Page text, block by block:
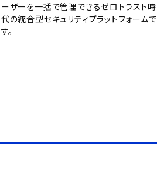
ーザーを一括で管理できるゼロトラスト時
代の統合型セキュリティプラットフォームで
す。